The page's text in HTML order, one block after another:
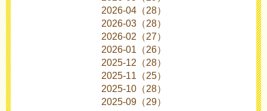
2026-04（28）
2026-03（28）
2026-02（27）
2026-01（26）
2025-12（28）
2025-11（25）
2025-10（28）
2025-09（29）